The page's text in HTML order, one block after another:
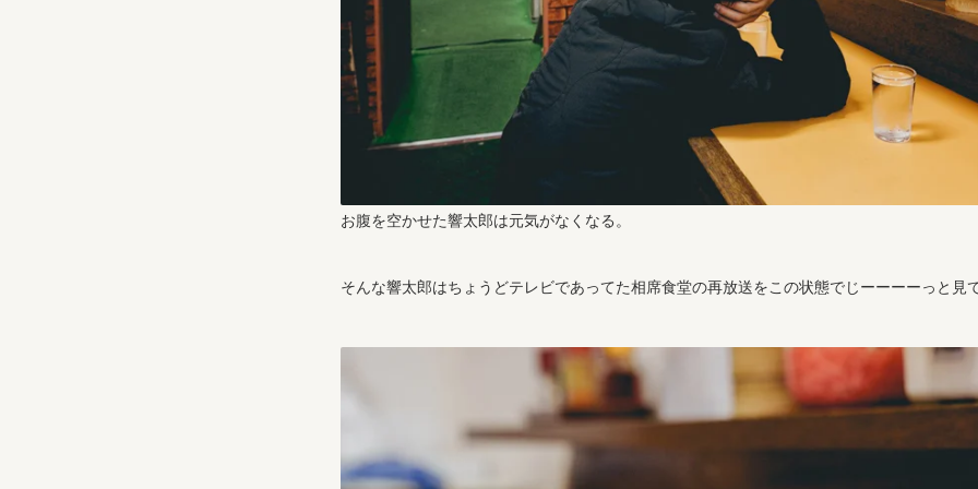
お腹を空かせた響太郎は元気がなくなる。
そんな響太郎はちょうどテレビであってた相席食堂の再放送をこの状態でじーーーーっと見